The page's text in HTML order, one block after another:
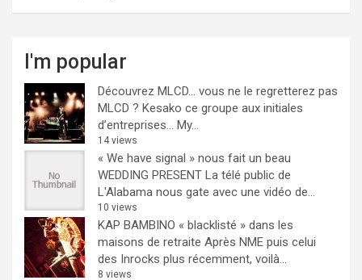
I'm popular
Découvrez MLCD… vous ne le regretterez pas
MLCD ? Kesako ce groupe aux initiales
d’entreprises… My...
14 views
« We have signal » nous fait un beau
WEDDING PRESENT La télé public de
L'Alabama nous gate avec une vidéo de...
10 views
KAP BAMBINO « blacklisté » dans les
maisons de retraite Après NME puis celui
des Inrocks plus récemment, voilà...
8 views